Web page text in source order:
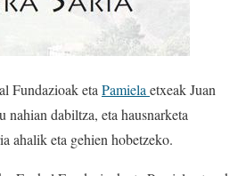
Fundazioak eta Pamiela etxeak Juan
nahian dabiltza, eta hausnarketa
ahalik eta gehien hobetzeko.